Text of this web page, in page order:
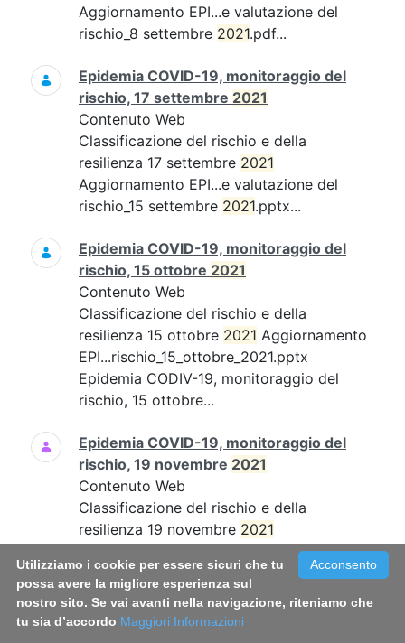
Aggiornamento EPI...e valutazione del
rischio_8 settembre 2021.pdf...
Epidemia COVID-19, monitoraggio del
rischio, 17 settembre 2021
Contenuto Web
Classificazione del rischio e della
resilienza 17 settembre 2021
Aggiornamento EPI...e valutazione del
rischio_15 settembre 2021.pptx...
Epidemia COVID-19, monitoraggio del
rischio, 15 ottobre 2021
Contenuto Web
Classificazione del rischio e della
resilienza 15 ottobre 2021 Aggiornamento
EPI...rischio_15_ottobre_2021.pptx
Epidemia CODIV-19, monitoraggio del
rischio, 15 ottobre...
Epidemia COVID-19, monitoraggio del
rischio, 19 novembre 2021
Contenuto Web
Classificazione del rischio e della
resilienza 19 novembre 2021
Aggiornamento EPI...19_novembre_21.pdf
Epidemia COVID-19, monitoraggio del
rischio, 19 novembre...
Acconsento
Utilizziamo i cookie per essere sicuri che tu
possa avere la migliore esperienza sul
nostro sito. Se vai avanti nella navigazione, riteniamo che
tu sia d’accordo Maggiori Informazioni